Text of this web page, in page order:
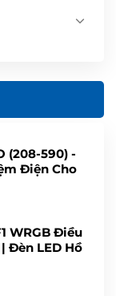
(208-590) -
Điện Cho
WRGB Điều
Đèn LED Hồ